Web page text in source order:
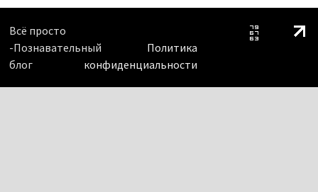
Всё просто
-Познавательный
блог
Политика
конфиденциальности